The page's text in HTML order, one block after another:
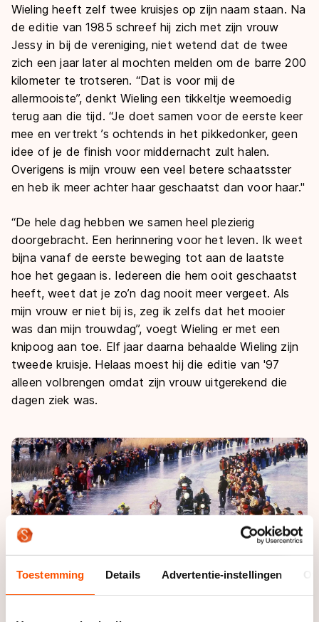
Toestemming Details Advertentie-instellingen
Wieling heeft zelf twee kruisjes op zijn naam staan. Na
de editie van 1985 schreef hij zich met zijn vrouw
Jessy in bij de vereniging, niet wetend dat de twee
zich een jaar later al mochten melden om de barre 200
kilometer te trotseren. “Dat is voor mij de
allermooiste”, denkt Wieling een tikkeltje weemoedig
terug aan die tijd. “Je doet samen voor de eerste keer
mee en vertrekt ’s ochtends in het pikkedonker, geen
idee of je de finish voor middernacht zult halen.
Overigens is mijn vrouw een veel betere schaatsster
en heb ik meer achter haar geschaatst dan voor haar."
“De hele dag hebben we samen heel plezierig
doorgebracht. Een herinnering voor het leven. Ik weet
bijna vanaf de eerste beweging tot aan de laatste
hoe het gegaan is. Iedereen die hem ooit geschaatst
heeft, weet dat je zo’n dag nooit meer vergeet. Als
mijn vrouw er niet bij is, zeg ik zelfs dat het mooier
was dan mijn trouwdag”, voegt Wieling er met een
knipoog aan toe. Elf jaar daarna behaalde Wieling zijn
tweede kruisje. Helaas moest hij die editie van '97
alleen volbrengen omdat zijn vrouw uitgerekend die
dagen ziek was.